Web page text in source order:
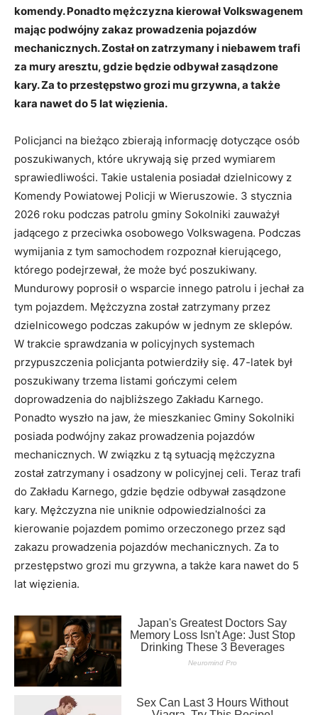
komendy. Ponadto mężczyzna kierował Volkswagenem
mając podwójny zakaz prowadzenia pojazdów
mechanicznych. Został on zatrzymany i niebawem trafi
za mury aresztu, gdzie będzie odbywał zasądzone
kary. Za to przestępstwo grozi mu grzywna, a także
kara nawet do 5 lat więzienia.
Policjanci na bieżąco zbierają informację dotyczące osób
poszukiwanych, które ukrywają się przed wymiarem
sprawiedliwości. Takie ustalenia posiadał dzielnicowy z
Komendy Powiatowej Policji w Wieruszowie. 3 stycznia
2026 roku podczas patrolu gminy Sokolniki zauważył
jadącego z przeciwka osobowego Volkswagena. Podczas
wymijania z tym samochodem rozpoznał kierującego,
którego podejrzewał, że może być poszukiwany.
Mundurowy poprosił o wsparcie innego patrolu i jechał za
tym pojazdem. Mężczyzna został zatrzymany przez
dzielnicowego podczas zakupów w jednym ze sklepów.
W trakcie sprawdzania w policyjnych systemach
przypuszczenia policjanta potwierdziły się. 47-latek był
poszukiwany trzema listami gończymi celem
doprowadzenia do najbliższego Zakładu Karnego.
Ponadto wyszło na jaw, że mieszkaniec Gminy Sokolniki
posiada podwójny zakaz prowadzenia pojazdów
mechanicznych. W związku z tą sytuacją mężczyzna
został zatrzymany i osadzony w policyjnej celi. Teraz trafi
do Zakładu Karnego, gdzie będzie odbywał zasądzone
kary. Mężczyzna nie uniknie odpowiedzialności za
kierowanie pojazdem pomimo orzeczonego przez sąd
zakazu prowadzenia pojazdów mechanicznych. Za to
przestępstwo grozi mu grzywna, a także kara nawet do 5
lat więzienia.